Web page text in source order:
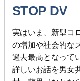
STOP DV
実はいま、新型コ
の増加や社会的な
過去最高となって
詳しいお話を男女